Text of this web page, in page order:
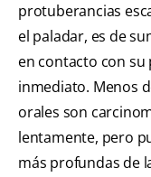
protuberancias
el paladar, es de
en contacto con su
inmediato. Menos
orales son
lentamente, pero
más profundas de